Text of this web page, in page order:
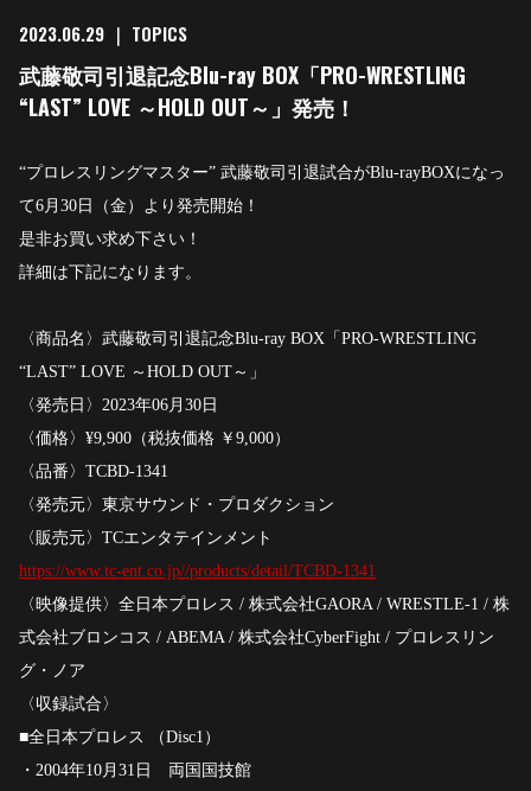
2023.06.29 ｜ TOPICS
武藤敬司引退記念Blu-ray BOX「PRO-WRESTLING
“LAST” LOVE ～HOLD OUT～」発売！
“プロレスリングマスター” 武藤敬司引退試合がBlu-rayBOXになっ
て6月30日（金）より発売開始！
是非お買い求め下さい！
詳細は下記になります。
〈商品名〉武藤敬司引退記念Blu-ray BOX「PRO-WRESTLING
“LAST” LOVE ～HOLD OUT～」
〈発売日〉2023年06月30日
〈価格〉¥9,900（税抜価格 ￥9,000）
〈品番〉TCBD-1341
〈発売元〉東京サウンド・プロダクション
〈販売元〉TCエンタテインメント
https://www.tc-ent.co.jp//products/detail/TCBD-1341
〈映像提供〉全日本プロレス / 株式会社GAORA / WRESTLE-1 / 株
式会社ブロンコス / ABEMA / 株式会社CyberFight / プロレスリン
グ・ノア
〈収録試合〉
■全日本プロレス （Disc1）
・2004年10月31日 両国国技館